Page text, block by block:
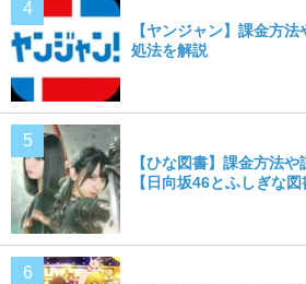
【ヤンジャン】課金方
処法を解説
【ひな図書】課金方法
【日向坂46とふしぎな図